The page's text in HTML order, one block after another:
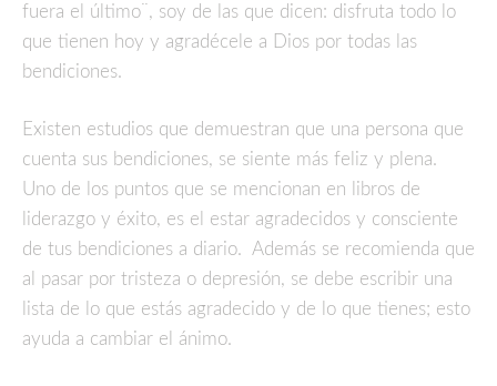
fuera el último¨, soy de las que dicen: disfruta todo lo
que tienen hoy y agradécele a Dios por todas las
bendiciones.
Existen estudios que demuestran que una persona que
cuenta sus bendiciones, se siente más feliz y plena.
Uno de los puntos que se mencionan en libros de
liderazgo y éxito, es el estar agradecidos y consciente
de tus bendiciones a diario. Además se recomienda que
al pasar por tristeza o depresión, se debe escribir una
lista de lo que estás agradecido y de lo que tienes; esto
ayuda a cambiar el ánimo.